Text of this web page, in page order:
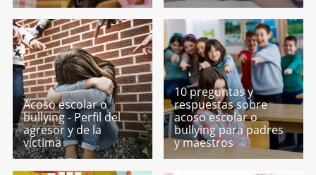
Acoso escolar o
bullying - Perfil del
agresor y de la
víctima
10 preguntas y
respuestas sobre
acoso escolar o
bullying para padres
y maestros